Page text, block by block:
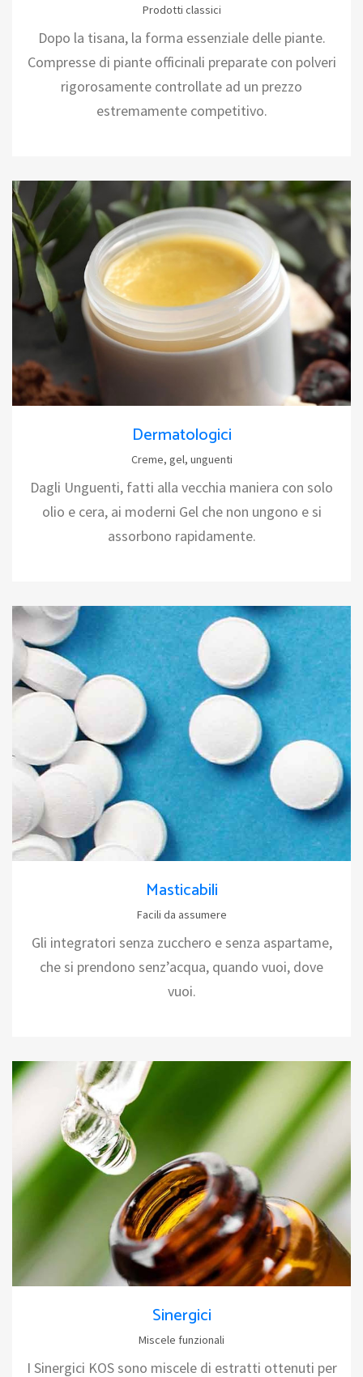
Prodotti classici
Dopo la tisana, la forma essenziale delle piante.
Compresse di piante officinali preparate con polveri
rigorosamente controllate ad un prezzo
estremamente competitivo.
Dermatologici
Creme, gel, unguenti
Dagli Unguenti, fatti alla vecchia maniera con solo
olio e cera, ai moderni Gel che non ungono e si
assorbono rapidamente.
Masticabili
Facili da assumere
Gli integratori senza zucchero e senza aspartame,
che si prendono senz’acqua, quando vuoi, dove
vuoi.
Sinergici
Miscele funzionali
I Sinergici KOS sono miscele di estratti ottenuti per